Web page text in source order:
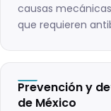
causas
que requieren
Prevención y
de México